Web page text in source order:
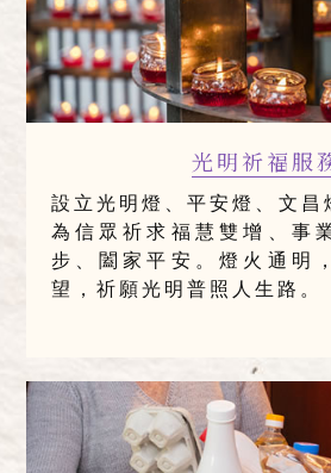
光明祈福服
設立光明燈、平安燈、文昌
為信眾祈求福慧雙增、事
步、闔家平安。燈火通明
望，祈願光明普照人生路。